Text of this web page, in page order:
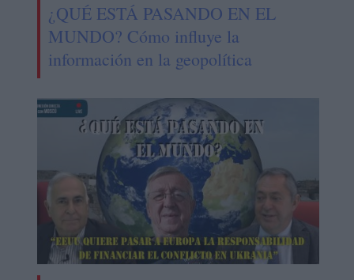
¿QUÉ ESTÁ PASANDO EN EL
MUNDO? Cómo influye la
información en la geopolítica